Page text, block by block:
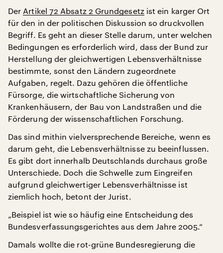
Der Artikel 72 Absatz 2 Grundgesetzist ein karger Ort
für den in der politischen Diskussion so druckvollen
Begriff. Es geht an dieser Stelle darum, unter welchen
Bedingungen es erforderlich wird, dass der Bund zur
Herstellung der gleichwertigen Lebensverhältnisse
bestimmte, sonst den Ländern zugeordnete
Aufgaben, regelt. Dazu gehören die öffentliche
Fürsorge, die wirtschaftliche Sicherung von
Krankenhäusern, der Bau von Landstraßen und die
Förderung der wissenschaftlichen Forschung.
Das sind mithin vielversprechende Bereiche, wenn es
darum geht, die Lebensverhältnisse zu beeinflussen.
Es gibt dort innerhalb Deutschlands durchaus große
Unterschiede. Doch die Schwelle zum Eingreifen
aufgrund gleichwertiger Lebensverhältnisse ist
ziemlich hoch, betont der Jurist.
„Beispiel ist wie so häufig eine Entscheidung des
Bundesverfassungsgerichtes aus dem Jahre 2005.“
Damals wollte die rot-grüne Bundesregierung die